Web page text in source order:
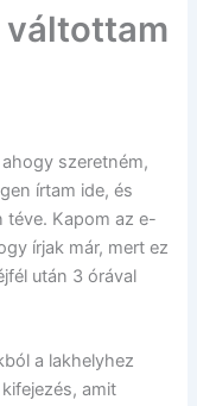
váltottam
szeretném,
írtam ide, és
téve. Kapom az e-
írjak már, mert ez
után 3 órával
a lakhelyhez
amit